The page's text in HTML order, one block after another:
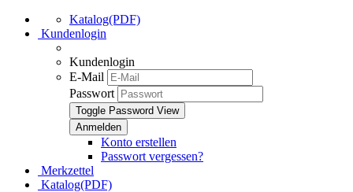
Katalog(PDF)
Kundenlogin
Kundenlogin
E-Mail
Passwort
Toggle Password View
Konto erstellen
Passwort vergessen?
Merkzettel
Katalog(PDF)